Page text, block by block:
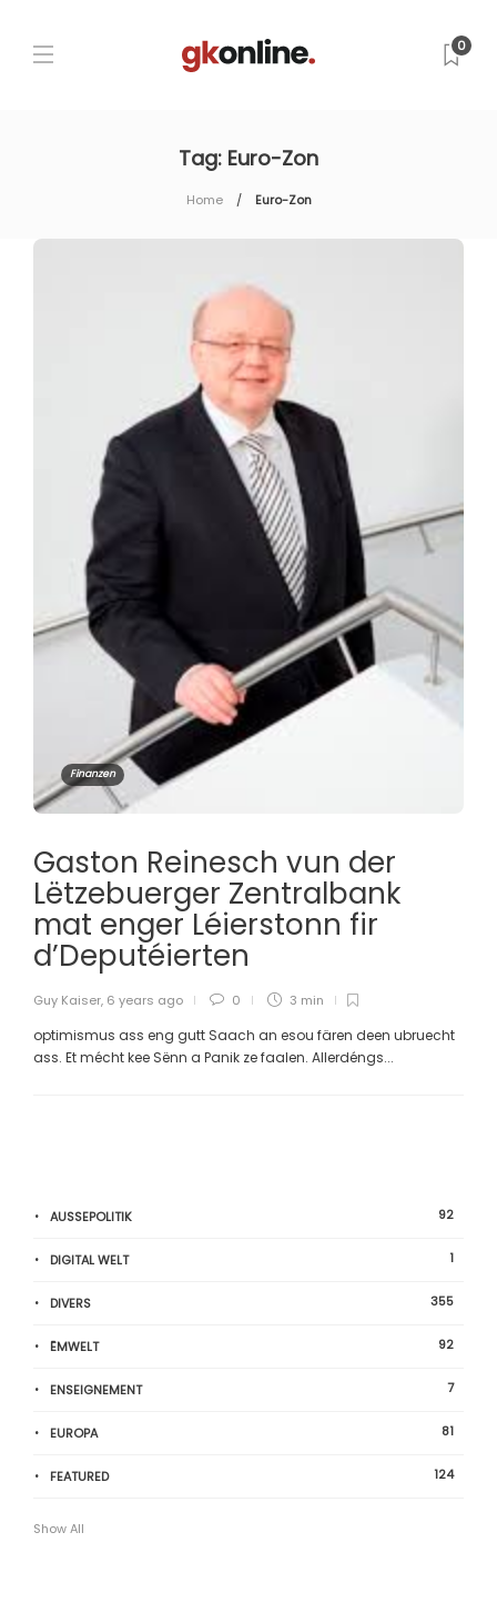
0
Tag: Euro-Zon
Home Euro-Zon
Finanzen
Gaston Reinesch vun der
Lëtzebuerger Zentralbank
mat enger Léierstonn fir
d’Deputéierten
Guy Kaiser, 6 years ago 0 3 min
optimismus ass eng gutt Saach an esou fären deen ubruecht
ass. Et mécht kee Sënn a Panik ze faalen. Allerdéngs...
AUSSEPOLITIK 92
DIGITAL WELT 1
DIVERS 355
ËMWELT 92
ENSEIGNEMENT 7
EUROPA 81
FEATURED 124
Show All